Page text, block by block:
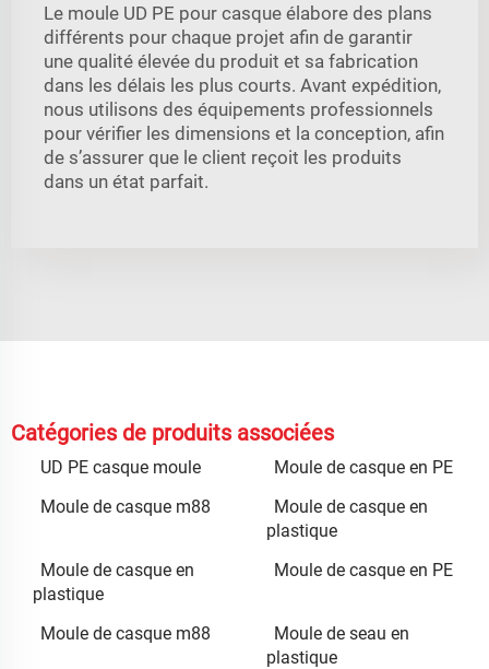
Le moule UD PE pour casque élabore des plans
différents pour chaque projet afin de garantir
une qualité élevée du produit et sa fabrication
dans les délais les plus courts. Avant expédition,
nous utilisons des équipements professionnels
pour vérifier les dimensions et la conception, afin
de s’assurer que le client reçoit les produits
dans un état parfait.
Catégories de produits associées
UD PE casque moule
Moule de casque en PE
Moule de casque m88
Moule de casque en
plastique
Moule de casque en
plastique
Moule de casque en PE
Moule de casque m88
Moule de seau en
plastique